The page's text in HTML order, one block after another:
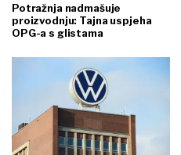
Potražnja nadmašuje
proizvodnju: Tajna uspjeha
OPG-a s glistama